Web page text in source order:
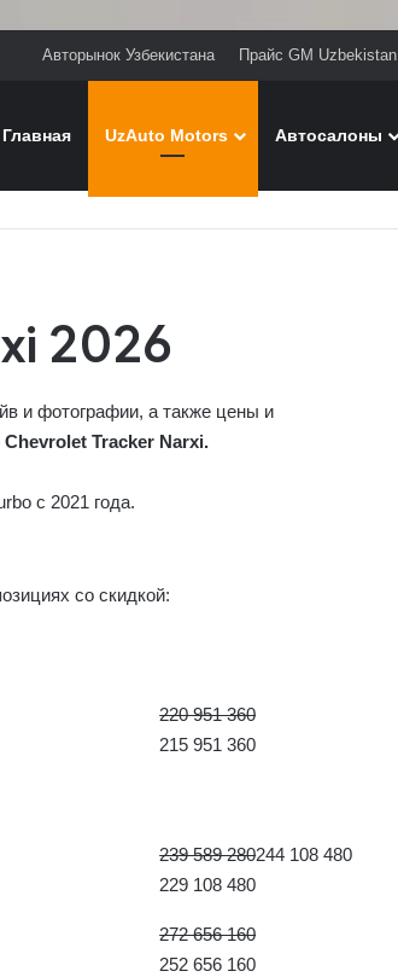
Авторынок Узбекистана Прайс GM Uzbekistan
Главная UzAuto Motors Автосалоны
2026
и фотографии, а также цены и
Chevrolet Tracker Narxi.
c 2021 года.
со скидкой:
220 951 360
215 951 360
239 589 280244 108 480
229 108 480
272 656 160
252 656 160